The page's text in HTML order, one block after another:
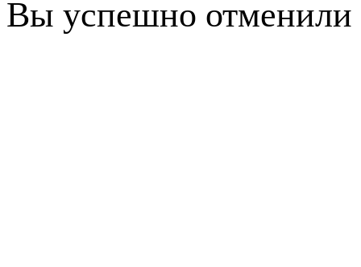
Вы успешно отменили